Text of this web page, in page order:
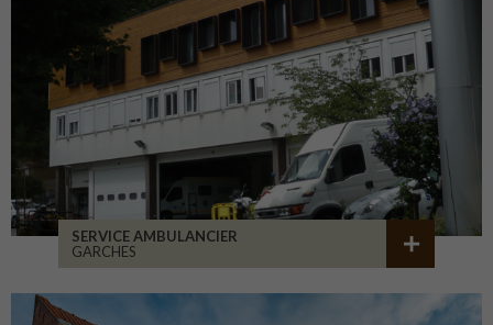
SERVICE AMBULANCIER
GARCHES